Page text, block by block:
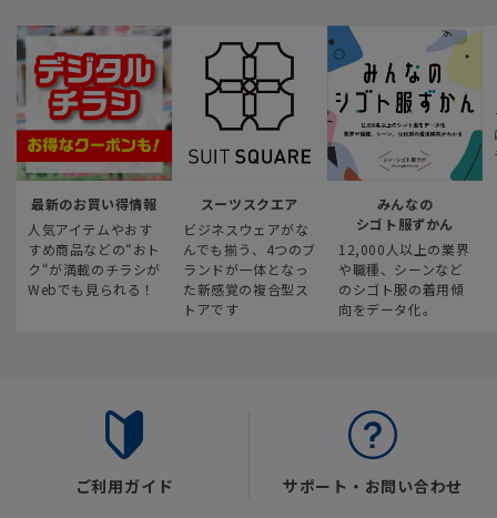
最新のお買い得情報
人気アイテムやおす
すめ商品などの“おト
ク“が満載のチラシが
Webでも見られる！
スーツスクエア
ビジネスウェアがな
んでも揃う、4つのブ
ランドが一体となっ
た新感覚の複合型ス
トアです
みんなの
シゴト服ずかん
12,000人以上の業界
や職種、シーンなど
のシゴト服の着用傾
向をデータ化。
ご利用ガイド サポート・お問い合わせ